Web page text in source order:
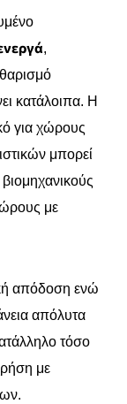
,
κατάλοιπα. Η
για χώρους
μπορεί
με
απόδοση ενώ
απόλυτα
τόσο
με